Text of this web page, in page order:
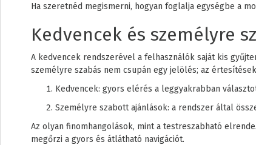
Ha szeretnéd megismerni, hogyan foglalja egységbe a
Kedvencek és személyre
A kedvencek rendszerével a felhasználók saját kis
személyre szabás nem csupán egy jelölés; az
Kedvencek: gyors elérés a leggyakrabban
Személyre szabott ajánlások: a rendszer által
Az olyan finomhangolások, mint a testreszabható
megőrzi a gyors és átlátható navigációt.